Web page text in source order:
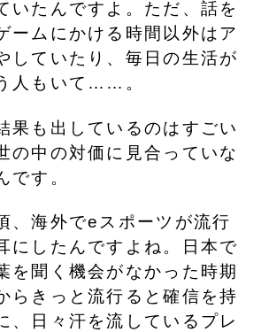
いたんですよ。ただ、話を
ームにかける時間以外はア
していたり、毎日の生活が
人もいて……。
果も出しているのはすごい
の中の対価に見合っていな
です。
、海外でeスポーツが流行
にしたんですよね。日本で
を聞く機会がなかった時期
らきっと流行ると確信を持
、日々汗を流しているプレ